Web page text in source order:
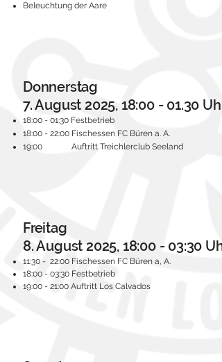
Beleuchtung der Aare
Donnerstag
7. August 2025, 18:00 - 01.30 Uhr
18:00 - 01:30 Festbetrieb
18:00 - 22:00 Fischessen FC Büren a. A.
19:00 Auftritt Treichlerclub Seeland
Freitag
8. August 2025, 18:00 - 03:30 Uhr
11:30 - 22:00 Fischessen FC Büren a, A.
18:00 - 03:30 Festbetrieb
19:00 - 21:00 Auftritt Los Calvados